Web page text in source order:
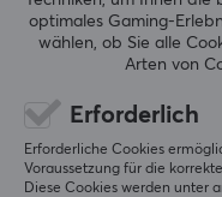
Farbe
Lila
GARANTIE
Herstellergarantie
1 jahr garantie
Arttu P
Level 7
Gut sitzende Hülle
Original anzeigen
optimales Gaming-
wählen, ob Sie alle
Arten von
Erforderlich
Erforderliche Cookies
Voraussetzung für die
Diese Cookies werden unter